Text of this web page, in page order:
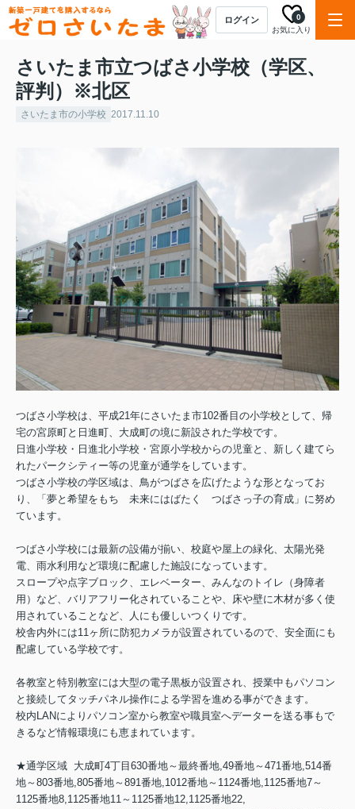
ログイン
お気に入り
0
さいたま市立つばさ小学校（学区、
評判）※北区
さいたま市の小学校 2017.11.10
つばさ小学校は、平成21年にさいたま市102番目の小学校として、帰
宅の宮原町と日進町、大成町の境に新設された学校です。
日進小学校・日進北小学校・宮原小学校からの児童と、新しく建てら
れたパークシティー等の児童が通学をしています。
つばさ小学校の学区域は、鳥がつばさを広げたような形となってお
り、「夢と希望をもち 未来にはばたく つばさっ子の育成」に努め
ています。
つばさ小学校には最新の設備が揃い、校庭や屋上の緑化、太陽光発
電、雨水利用など環境に配慮した施設になっています。
スロープや点字ブロック、エレベーター、みんなのトイレ（身障者
用）など、バリアフリー化されていることや、床や壁に木材が多く使
用されていることなど、人にも優しいつくりです。
校舎内外には11ヶ所に防犯カメラが設置されているので、安全面にも
配慮している学校です。
各教室と特別教室には大型の電子黒板が設置され、授業中もパソコン
と接続してタッチパネル操作による学習を進める事ができます。
校内LANによりパソコン室から教室や職員室へデーターを送る事もで
きるなど情報環境にも恵まれています。
★通学区域 大成町4丁目630番地～最終番地,49番地～471番地,514番
地～803番地,805番地～891番地,1012番地～1124番地,1125番地7～
1125番地8,1125番地11～1125番地12,1125番地22,